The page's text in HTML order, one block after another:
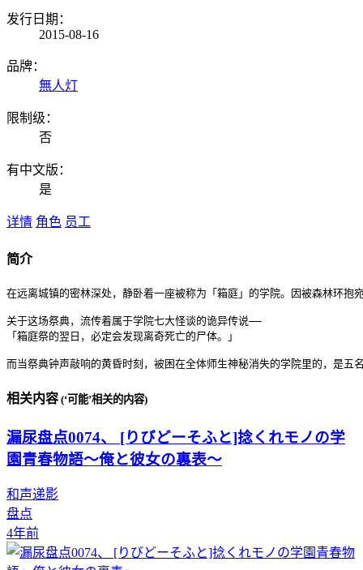
发行日期：
2015-08-16
品牌：
無人灯
限制级：
否
有中文版：
是
详情 角色 员工
简介
在远离城镇的密林深处，静卧着一座被称为「箱庭」的学院。因被森林环
关于这场祭典，流传着属于学院七大怪谈的诡异传说——
「箱庭祭的翌日，必定会发现离奇死亡的尸体。」
而当祭典钟声敲响的黄昏时刻，被困在全体师生神秘消失的学院里的，是
相关内容 (‘可能’相关的内容)
漏尿盘点0074、 [りびどーそふと]捻くれモノの学
園青春物語～俺と彼女の裏表～
和声递影
盘点
4年前